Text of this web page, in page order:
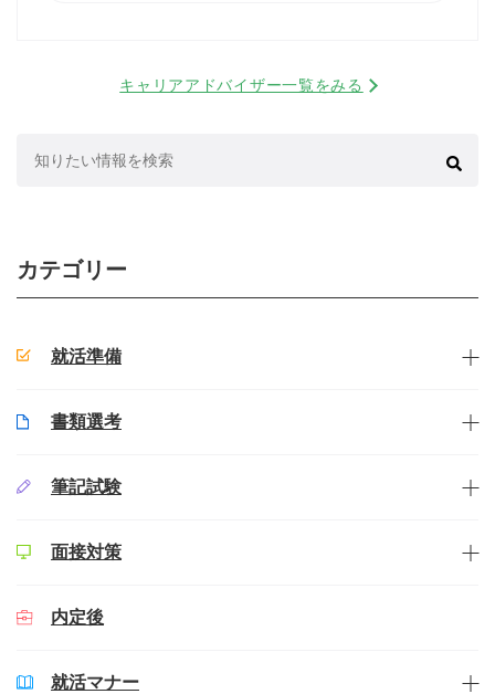
キャリアアドバイザー一覧をみる
カテゴリー
就活準備
書類選考
筆記試験
面接対策
内定後
就活マナー